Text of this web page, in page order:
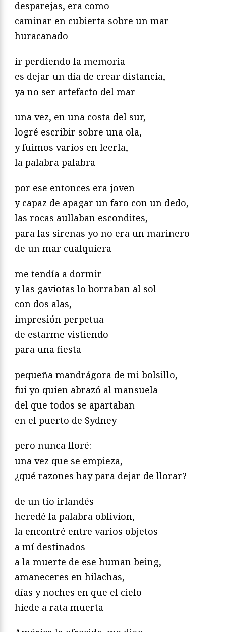
desparejas, era como
caminar en cubierta sobre un mar
huracanado
ir perdiendo la memoria
es dejar un día de crear distancia,
ya no ser artefacto del mar
una vez, en una costa del sur,
logré escribir sobre una ola,
y fuimos varios en leerla,
la palabra palabra
por ese entonces era joven
y capaz de apagar un faro con un dedo,
las rocas aullaban escondites,
para las sirenas yo no era un marinero
de un mar cualquiera
me tendía a dormir
y las gaviotas lo borraban al sol
con dos alas,
impresión perpetua
de estarme vistiendo
para una fiesta
pequeña mandrágora de mi bolsillo,
fui yo quien abrazó al mansuela
del que todos se apartaban
en el puerto de Sydney
pero nunca lloré:
una vez que se empieza,
¿qué razones hay para dejar de llorar?
de un tío irlandés
heredé la palabra oblivion,
la encontré entre varios objetos
a mí destinados
a la muerte de ese human being,
amaneceres en hilachas,
días y noches en que el cielo
hiede a rata muerta